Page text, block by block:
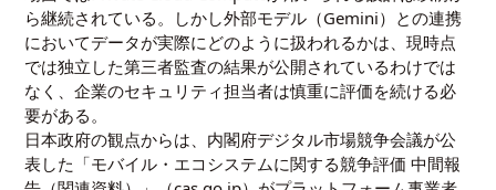
ら継続されている。しかし外部モデル（Gemini）との連携
においてデータが実際にどのように扱われるかは、現時点
では独立した第三者監査の結果が公開されているわけでは
なく、企業のセキュリティ担当者は慎重に評価を続ける必
要がある。
日本政府の観点からは、内閣府デジタル市場競争会議が公
表した「モバイル・エコシステムに関する競争評価 中間報